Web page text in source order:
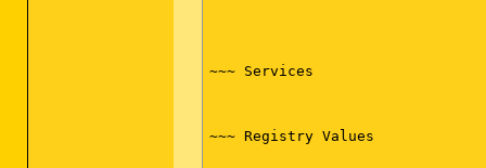
~~~ Services
~~~ Registry Values